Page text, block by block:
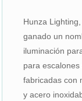
Hunza
ganado un
iluminación
para
fabricadas con
y acero